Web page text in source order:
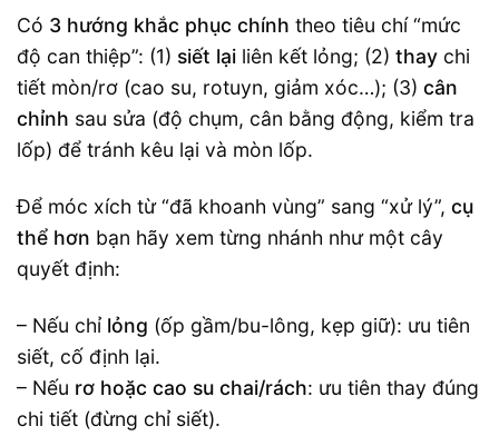
Có 3 hướng khắc phục chính theo tiêu chí “mức
độ can thiệp”: (1) siết lại liên kết lỏng; (2) thay chi
tiết mòn/rơ (cao su, rotuyn, giảm xóc…); (3) cân
chỉnh sau sửa (độ chụm, cân bằng động, kiểm tra
lốp) để tránh kêu lại và mòn lốp.
Để móc xích từ “đã khoanh vùng” sang “xử lý”, cụ
thể hơn bạn hãy xem từng nhánh như một cây
quyết định:
– Nếu chỉ lỏng (ốp gầm/bu-lông, kẹp giữ): ưu tiên
siết, cố định lại.
– Nếu rơ hoặc cao su chai/rách: ưu tiên thay đúng
chi tiết (đừng chỉ siết).